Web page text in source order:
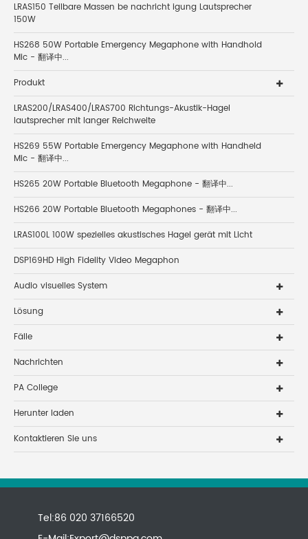
LRAS150 Teilbare Massen be nachricht igung Lautsprecher
150W
HS268 50W Portable Emergency Megaphone with Handhold
Mic - 翻译中...
Produkt
LRAS200/LRAS400/LRAS700 Richtungs-Akustik-Hagel
lautsprecher mit langer Reichweite
HS269 55W Portable Emergency Megaphone with Handheld
Mic - 翻译中...
HS265 20W Portable Bluetooth Megaphone - 翻译中...
HS266 20W Portable Bluetooth Megaphones - 翻译中...
LRAS100L 100W spezielles akustisches Hagel gerät mit Licht
DSP169HD High Fidelity Video Megaphon
Audio visuelles System
Lösung
Fälle
Nachrichten
PA College
Herunter laden
Kontaktieren Sie uns
Tel:86 020 37166520